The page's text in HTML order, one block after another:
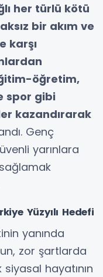
her türlü kötü
bir akım ve
karşı
öğretim,
spor gibi
kazandırarak
Genç
yarınlara
Yüzyılı Hedefi
yanında
zor şartlarda
hayatının